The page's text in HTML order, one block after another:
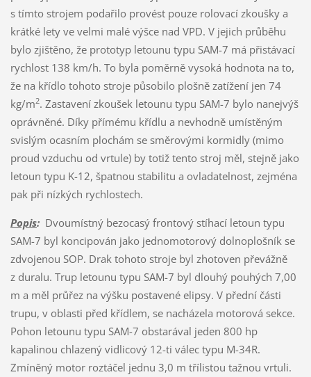
s tímto strojem podařilo provést pouze rolovací zkoušky a
krátké lety ve velmi malé výšce nad VPD. V jejich průběhu
bylo zjištěno, že prototyp letounu typu SAM-7 má přistávací
rychlost 138 km/h. To byla poměrně vysoká hodnota na to,
že na křídlo tohoto stroje působilo plošně zatížení jen 74
kg/m2. Zastavení zkoušek letounu typu SAM-7 bylo nanejvýš
oprávněné. Díky přímému křídlu a nevhodně umístěným
svislým ocasním plochám se směrovými kormidly (mimo
proud vzduchu od vrtule) by totiž tento stroj měl, stejně jako
letoun typu K-12, špatnou stabilitu a ovladatelnost, zejména
pak při nízkých rychlostech.
Popis:Dvoumístný bezocasý frontový stíhací letoun typu
SAM-7 byl koncipován jako jednomotorový dolnoplošník se
zdvojenou SOP. Drak tohoto stroje byl zhotoven převážně
z duralu. Trup letounu typu SAM-7 byl dlouhý pouhých 7,00
m a měl průřez na výšku postavené elipsy. V přední části
trupu, v oblasti před křídlem, se nacházela motorová sekce.
Pohon letounu typu SAM-7 obstarával jeden 800 hp
kapalinou chlazený vidlicový 12-ti válec typu M-34R.
Zmíněný motor roztáčel jednu 3,0 m třílistou tažnou vrtuli.